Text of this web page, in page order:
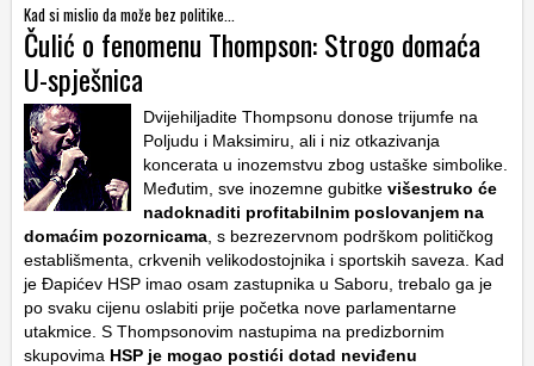
Kad si mislio da može bez politike...
Čulić o fenomenu Thompson: Strogo domaća
U-spješnica
Dvijehiljadite Thompsonu donose trijumfe na
Poljudu i Maksimiru, ali i niz otkazivanja
koncerata u inozemstvu zbog ustaške simbolike.
Međutim, sve inozemne gubitke višestruko će
nadoknaditi profitabilnim poslovanjem na
domaćim pozornicama , s bezrezervnom podrškom političkog
establišmenta, crkvenih velikodostojnika i sportskih saveza. Kad
je Đapićev HSP imao osam zastupnika u Saboru, trebalo ga je
po svaku cijenu oslabiti prije početka nove parlamentarne
utakmice. S Thompsonovim nastupima na predizbornim
skupovima HSP je mogao postići dotad neviđenu